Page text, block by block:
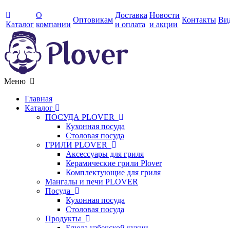
Каталог
О
компании
Оптовикам
Доставка
и оплата
Новости
и акции
Контакты
Меню
Главная
Каталог
ПОСУДА PLOVER
Кухонная посуда
Столовая посуда
ГРИЛИ PLOVER
Аксессуары для гриля
Керамические грили Plover
Комплектующие для гриля
Мангалы и печи PLOVER
Посуда
Кухонная посуда
Столовая посуда
Продукты